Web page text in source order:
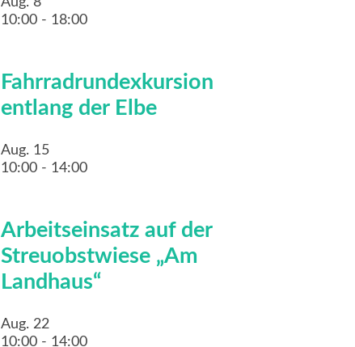
10:00 - 18:00
Fahrradrundexkursion
entlang der Elbe
Aug. 15
10:00 - 14:00
Arbeitseinsatz auf der
Streuobstwiese „Am
Landhaus“
Aug. 22
10:00 - 14:00